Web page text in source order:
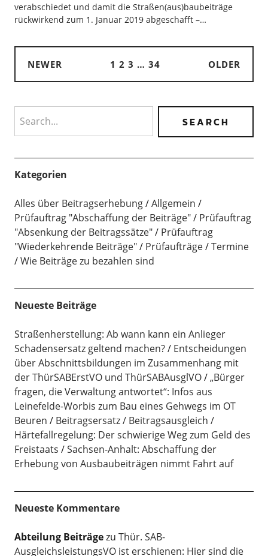
verabschiedet und damit die Straßen(aus)baubeiträge
rückwirkend zum 1. Januar 2019 abgeschafft –…
NEWER 1 2 3 … 34 OLDER
Kategorien
Alles über Beitragserhebung
Allgemein
Prüfauftrag "Abschaffung der Beiträge"
Prüfauftrag
"Absenkung der Beitragssätze"
Prüfauftrag
"Wiederkehrende Beiträge"
Prüfaufträge
Termine
Wie Beiträge zu bezahlen sind
Neueste Beiträge
Straßenherstellung: Ab wann kann ein Anlieger
Schadensersatz geltend machen?
Entscheidungen
über Abschnittsbildungen im Zusammenhang mit
der ThürSABErstVO und ThürSABAusglVO
„Bürger
fragen, die Verwaltung antwortet“: Infos aus
Leinefelde-Worbis zum Bau eines Gehwegs im OT
Beuren
Beitragsersatz / Beitragsausgleich /
Härtefallregelung: Der schwierige Weg zum Geld des
Freistaats
Sachsen-Anhalt: Abschaffung der
Erhebung von Ausbaubeiträgen nimmt Fahrt auf
Neueste Kommentare
Abteilung Beiträgezu Thür. SAB-
AusgleichsleistungsVO ist erschienen: Hier sind die